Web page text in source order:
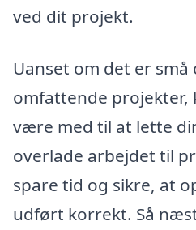
ved dit projekt.
Uanset om det er
omfattende projekter,
være med til at lette
overlade arbejdet til
spare tid og sikre, at
udført korrekt. Så